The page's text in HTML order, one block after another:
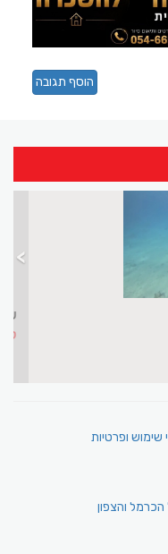
הוסף תגובה
>
ופרטיות
והצפון